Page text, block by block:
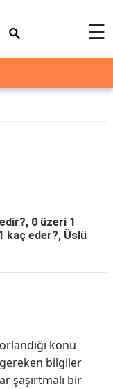
☰
0 üzeri 1
kaç eder?, Üslü
konu
gereken bilgiler
şaşırtmalı bir